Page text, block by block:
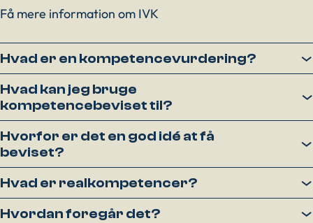
Få mere information om IVK
Hvad er en kompetencevurdering?
Hvad kan jeg bruge
kompetencebeviset til?
Hvorfor er det en god idé at få
beviset?
Hvad er realkompetencer?
Hvordan foregår det?